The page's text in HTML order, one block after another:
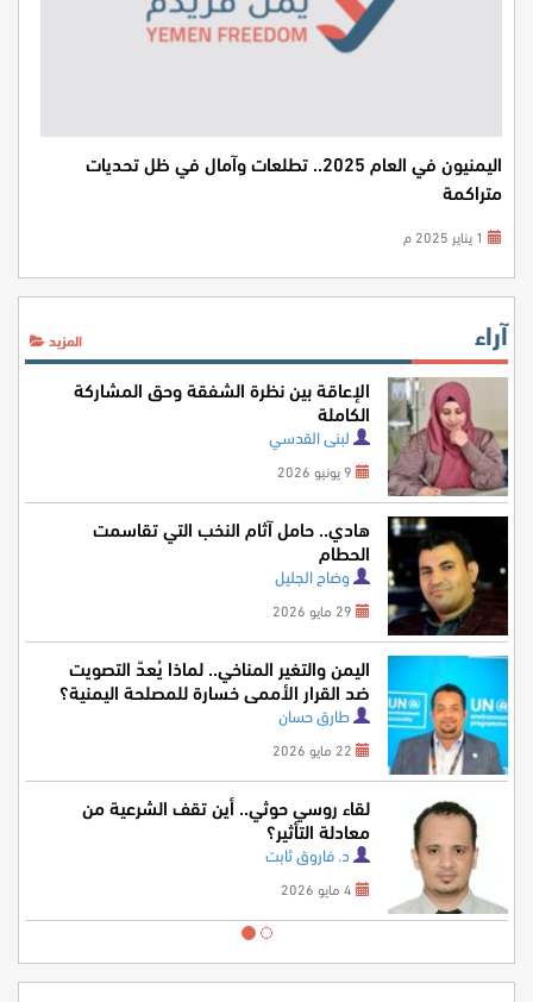
اليمنيون في العام 2025.. تطلعات وآمال في ظل تحديات
متراكمة
آراء المزيد
الإعاقة بين نظرة الشفقة وحق المشاركة
الكاملة
لبنى القدسي
هادي.. حامل آثام النخب التي تقاسمت
الحطام
وضاح الجليل
اليمن والتغير المناخي.. لماذا يُعدّ التصويت
ضد القرار الأممي خسارة للمصلحة اليمنية؟
طارق حسان
لقاء روسي حوثي.. أين تقف الشرعية من
معادلة التأثير؟
د. فاروق ثابت